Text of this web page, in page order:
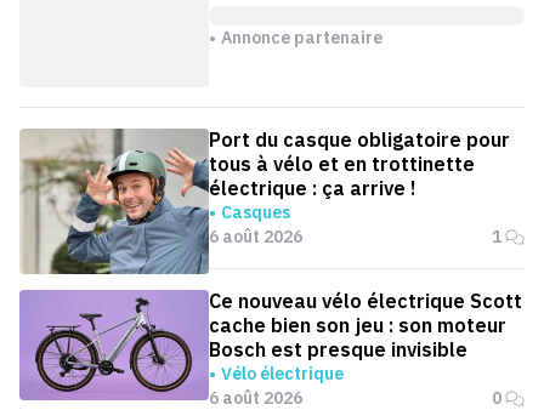
Annonce partenaire
Port du casque obligatoire pour
tous à vélo et en trottinette
électrique : ça arrive !
Casques
6 août 2026
1
Ce nouveau vélo électrique Scott
cache bien son jeu : son moteur
Bosch est presque invisible
Vélo électrique
6 août 2026
0